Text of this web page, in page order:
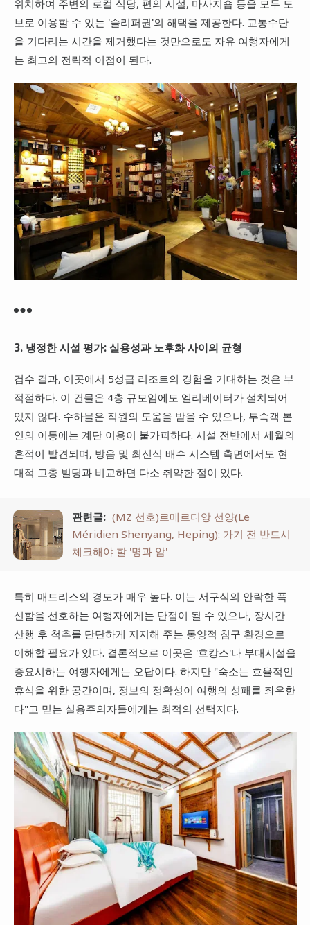
위치하여 주변의 로컬 식당, 편의 시설, 마사지숍 등을 모두 도
보로 이용할 수 있는 '슬리퍼권'의 해택을 제공한다. 교통수단
을 기다리는 시간을 제거했다는 것만으로도 자유 여행자에게
는 최고의 전략적 이점이 된다.
3. 냉정한 시설 평가: 실용성과 노후화 사이의 균형
검수 결과, 이곳에서 5성급 리조트의 경험을 기대하는 것은 부
적절하다. 이 건물은 4층 규모임에도 엘리베이터가 설치되어
있지 않다. 수하물은 직원의 도움을 받을 수 있으나, 투숙객 본
인의 이동에는 계단 이용이 불가피하다. 시설 전반에서 세월의
흔적이 발견되며, 방음 및 최신식 배수 시스템 측면에서도 현
대적 고층 빌딩과 비교하면 다소 취약한 점이 있다.
관련글: (MZ 선호)르메르디앙 선양(Le
Méridien Shenyang, Heping): 가기 전 반드시
체크해야 할 '명과 암'
특히 매트리스의 경도가 매우 높다. 이는 서구식의 안락한 푹
신함을 선호하는 여행자에게는 단점이 될 수 있으나, 장시간
산행 후 척추를 단단하게 지지해 주는 동양적 침구 환경으로
이해할 필요가 있다. 결론적으로 이곳은 '호캉스'나 부대시설을
중요시하는 여행자에게는 오답이다. 하지만 "숙소는 효율적인
휴식을 위한 공간이며, 정보의 정확성이 여행의 성패를 좌우한
다"고 믿는 실용주의자들에게는 최적의 선택지다.